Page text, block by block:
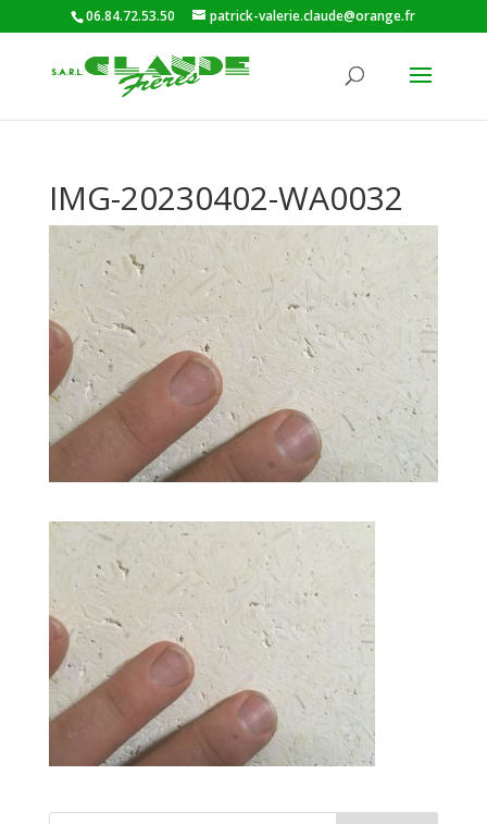
06.84.72.53.50 patrick-valerie.claude@orange.fr
IMG-20230402-WA0032